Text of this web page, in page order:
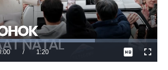
/ Durasi
1:20
Dimuat:
74.53%